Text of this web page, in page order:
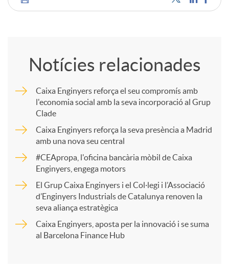
C
r
Notícies relacionades
Caixa Enginyers reforça el seu compromís amb
l'economia social amb la seva incorporació al Grup
Clade
Caixa Enginyers reforça la seva presència a Madrid
amb una nova seu central
#CEApropa, l'oficina bancària mòbil de Caixa
Enginyers, engega motors
El Grup Caixa Enginyers i el Col·legi i l’Associació
d’Enginyers Industrials de Catalunya renoven la
seva aliança estratègica
Caixa Enginyers, aposta per la innovació i se suma
al Barcelona Finance Hub